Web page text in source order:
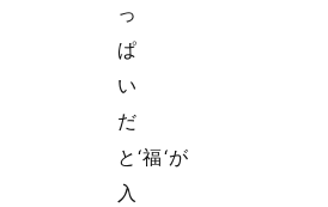
っ
ぱ
い
だ
と‘福‘が
入